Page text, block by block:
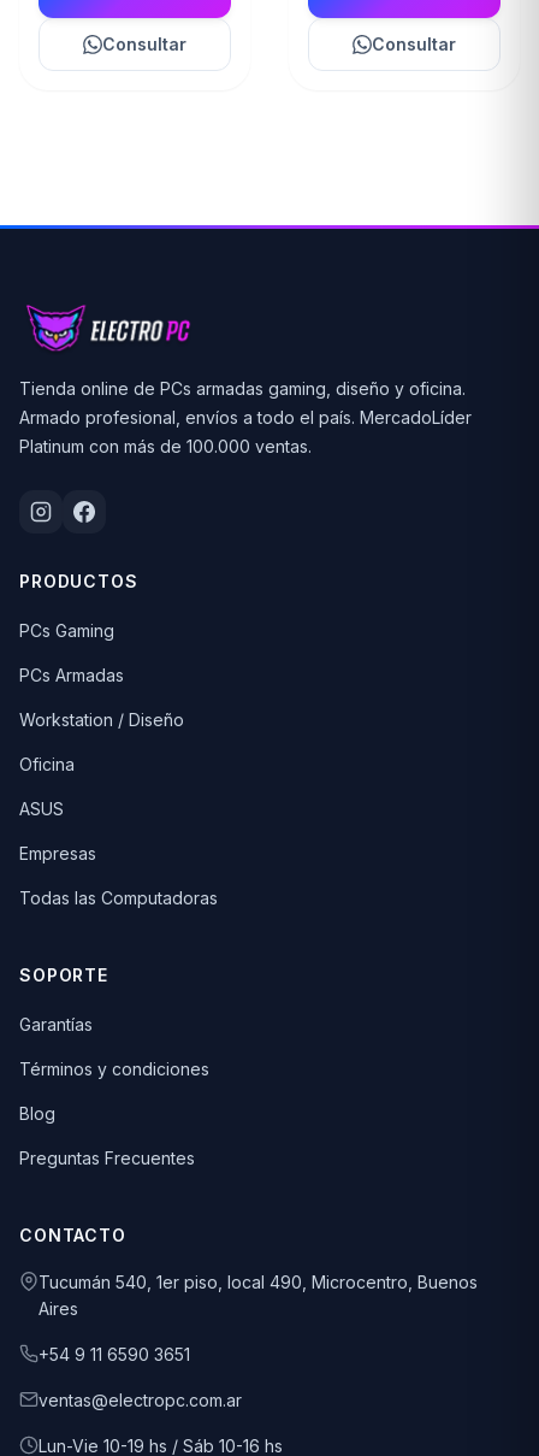
Consultar Consultar
Tienda online de PCs armadas gaming, diseño y oficina.
Armado profesional, envíos a todo el país. MercadoLíder
Platinum con más de 100.000 ventas.
PRODUCTOS
PCs Gaming
PCs Armadas
Workstation / Diseño
Oficina
ASUS
Empresas
Todas las Computadoras
SOPORTE
Garantías
Términos y condiciones
Blog
Preguntas Frecuentes
CONTACTO
Tucumán 540, 1er piso, local 490, Microcentro, Buenos
Aires
+54 9 11 6590 3651
ventas@electropc.com.ar
Lun-Vie 10-19 hs / Sáb 10-16 hs